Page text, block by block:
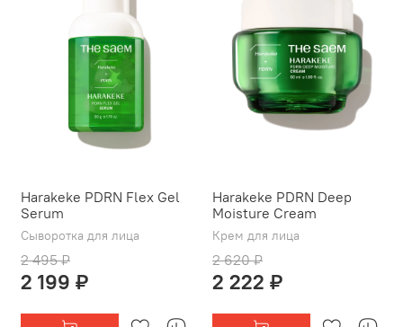
Harakeke PDRN Flex Gel
Serum
Сыворотка для лица
2 495 ₽
2 199 ₽
Harakeke PDRN Deep
Moisture Cream
Крем для лица
2 620 ₽
2 222 ₽